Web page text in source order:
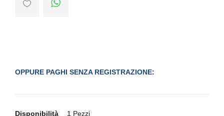
OPPURE PAGHI SENZA REGISTRAZIONE:
Disponibilità 1 Pezzi